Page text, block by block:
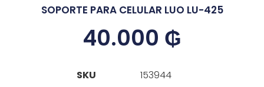
SOPORTE PARA CELULAR LUO LU-425
40.000 ₲
SKU 153944